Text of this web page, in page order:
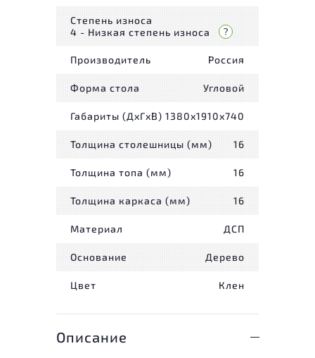
Степень износа
4 - Низкая степень износа
Производитель Россия
Форма стола Угловой
Габариты (ДxГxВ) 1380x1910x740
Толщина столешницы (мм) 16
Толщина топа (мм) 16
Толщина каркаса (мм) 16
Материал ДСП
Основание Дерево
Цвет Клен
Описание